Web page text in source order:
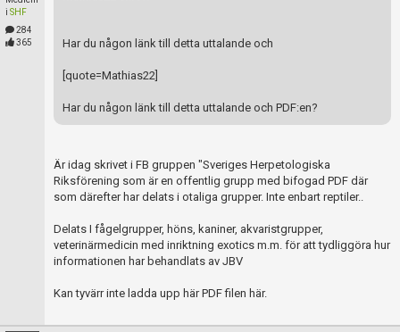
i SHF
284
365
Har du någon länk till detta uttalande och
[quote=Mathias22]
Har du någon länk till detta uttalande och PDF:en?
Är idag skrivet i FB gruppen "Sveriges Herpetologiska
Riksförening som är en offentlig grupp med bifogad PDF där
som därefter har delats i otaliga grupper. Inte enbart reptiler..
Delats I fågelgrupper, höns, kaniner, akvaristgrupper,
veterinärmedicin med inriktning exotics m.m. för att tydliggöra hur
informationen har behandlats av JBV
Kan tyvärr inte ladda upp här PDF filen här.